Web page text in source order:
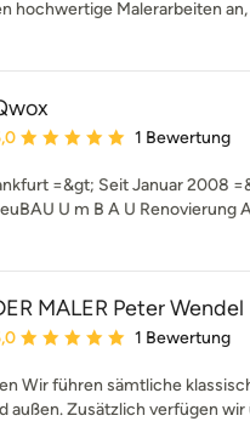
hochwertige Malerarbeiten an,
Bewertung: 5
1 Bewertung
=&gt; Seit Januar 2008
U m B A U Renovierung
MALER Peter Wendel
Bewertung: 5
1 Bewertung
Wir führen sämtliche
außen. Zusätzlich verfügen wir